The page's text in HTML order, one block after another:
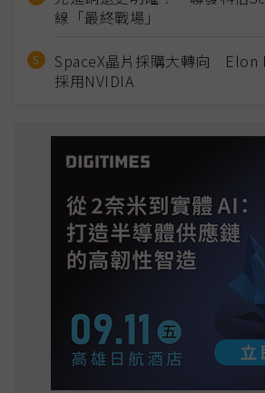
線「最終戰場」
SpaceX晶片採購大轉向 Elon
採用NVIDIA